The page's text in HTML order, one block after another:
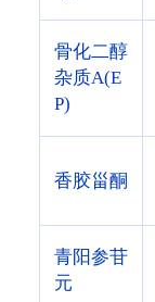
骨化二醇
杂质A(E
P)
香胶甾酮
青阳参苷
元